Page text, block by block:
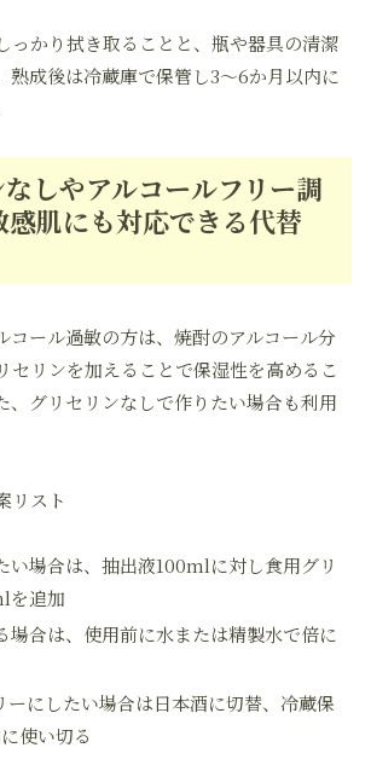
っかり拭き取ることと、瓶や器具の清潔
熟成後は冷蔵庫で保管し3〜6か月以内に
しやアルコールフリー調
肌にも対応できる代替
コール過敏の方は、焼酎のアルコール分
セリンを加えることで保湿性を高めるこ
、グリセリンなしで作りたい場合も利用
リスト
い場合は、抽出液100mlに対し食用グリ
を追加
場合は、使用前に水または精製水で倍に
ーにしたい場合は日本酒に切替、冷蔵保
使い切る